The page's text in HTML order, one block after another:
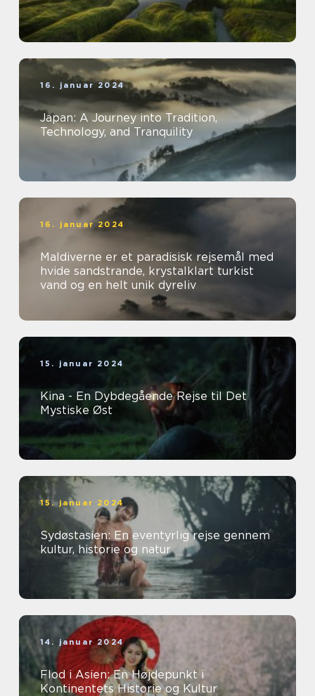
16. januar 2024
Japan: A Journey into Tradition,
Technology, and Tranquility
16. januar 2024
Maldiverne er et paradisisk rejsemål med
hvide sandstrande, krystalklart turkist
vand og en helt unik dyreliv
15. januar 2024
Kina - En Dybdegående Rejse til Det
Mystiske Øst
15. januar 2024
Sydøstasien: En eventyrlig rejse gennem
kultur, historie og natur
14. januar 2024
Flod i Asien: En Højdepunkt i
Kontinentets Historie og Kultur